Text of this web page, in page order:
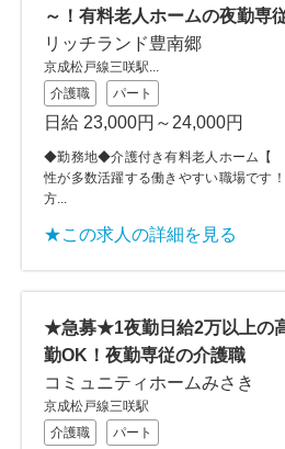
～！有料老人ホームの夜勤専
リッチランド豊南郷
京成松戸線三咲駅...
介護職
パート
日給 23,000円～24,000円
◆勤務地◆介護付き有料老人ホーム【
性が多数活躍する働きやすい職場です
方...
★この求人の詳細を見る
★急募★1夜勤日給2万以上の
勤OK！夜勤専従の介護職
コミュニティホームみさき
京成松戸線三咲駅
介護職
パート